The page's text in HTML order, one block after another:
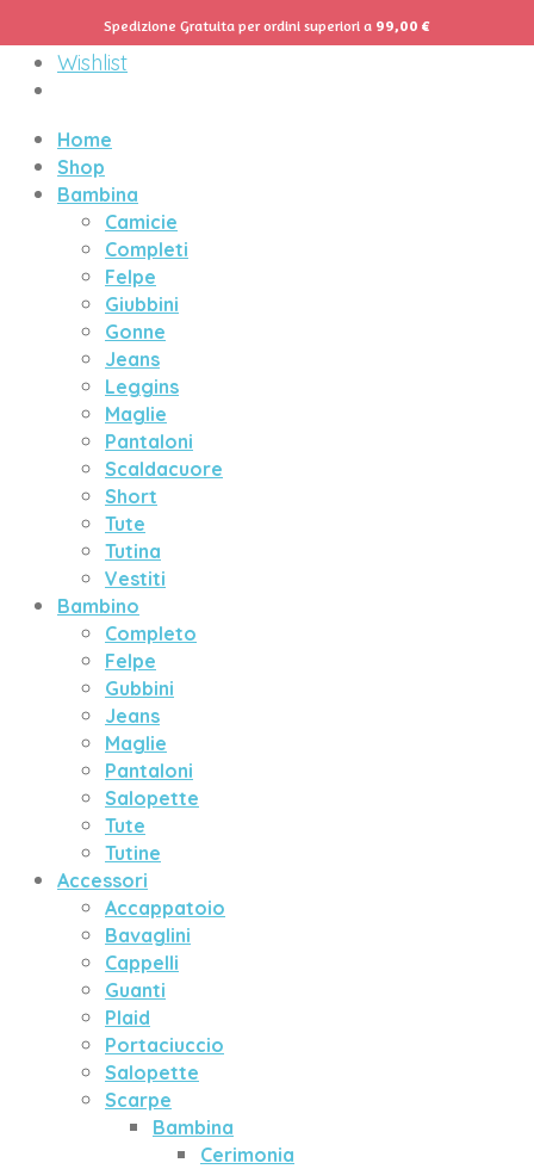
Menu
Wishlist
Home
Shop
Bambina
Camicie
Completi
Felpe
Giubbini
Gonne
Jeans
Leggins
Maglie
Pantaloni
Scaldacuore
Short
Tute
Tutina
Vestiti
Bambino
Completo
Felpe
Gubbini
Jeans
Maglie
Pantaloni
Salopette
Tute
Tutine
Accessori
Accappatoio
Bavaglini
Cappelli
Guanti
Plaid
Portaciuccio
Salopette
Scarpe
Bambina
Cerimonia
Spedizione Gratuita per ordini superiori a 99,00 €